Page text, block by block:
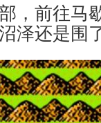
，前往马
泽还是围